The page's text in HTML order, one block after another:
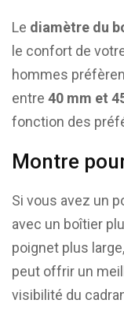
Le diamètre du
le confort de
hommes
entre 40 mm et
fonction des
Montre
Si vous avez un
avec un boîtier
poignet plus
peut offrir un
visibilité du